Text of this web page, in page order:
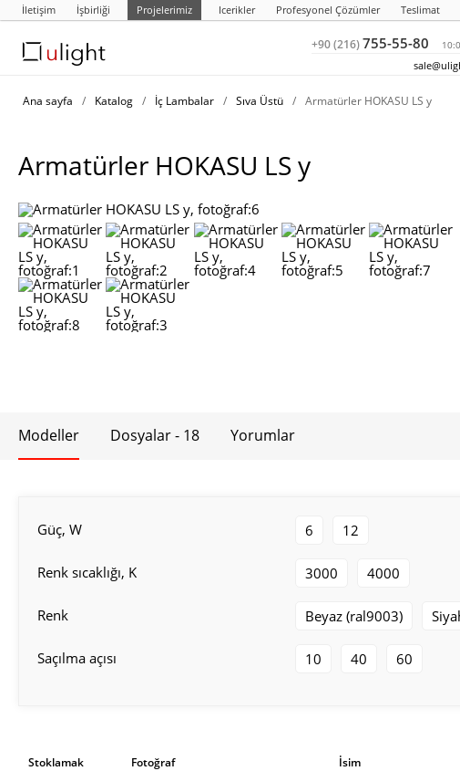
İletişim İşbirliği Projelerimiz Icerikler Profesyonel Çözümler Teslimat
+90 (216)755-55-80
Ana sayfa / Katalog / İç Lambalar / Sıva Üstü / Armatürler HOKASU LS y
Armatürler HOKASU LS y
Modeller Dosyalar - 18 Yorumlar
Güç, W 6 12
Renk sıcaklığı, K 3000 4000
Renk Beyaz (ral9003)
Saçılma açısı 10 40 60
Stoklamak Fotoğraf İsim